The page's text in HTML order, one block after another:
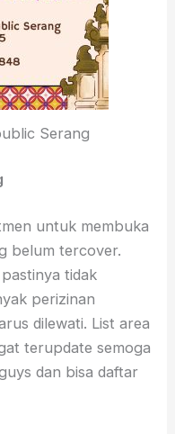
Serang
untuk membuka
belum tercover.
tidak
perizinan
dilewati. List area
terupdate semoga
dan bisa daftar